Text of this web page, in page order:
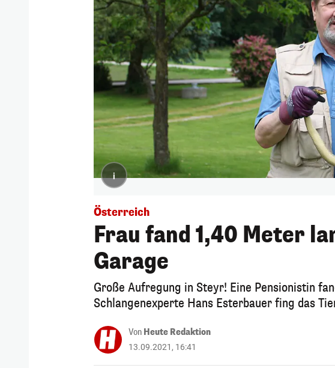
i
Österreich
Frau fand 1,40 Meter
Garage
Große Aufregung in Steyr! Eine Pensionistin
Schlangenexperte Hans Esterbauer fing das
Von Heute Redaktion
13.09.2021, 16:41